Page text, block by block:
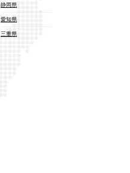
静岡県
愛知県
三重県